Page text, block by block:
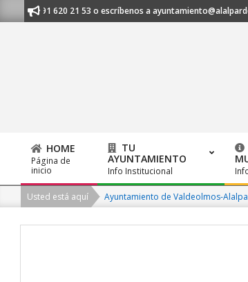
to
al 91 620 21 53 o escríbenos a
Primary
Navigation
Menu
HOME
Página de
inicio
TU
AYUNTAMIENTO
Info Institucional
Usted está aquí Ayuntamiento de Valdeolmos-